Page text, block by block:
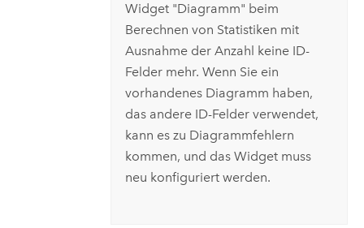
Widget "Diagramm" beim
Berechnen von Statistiken mit
Ausnahme der Anzahl keine ID-
Felder mehr. Wenn Sie ein
vorhandenes Diagramm haben,
das andere ID-Felder verwendet,
kann es zu Diagrammfehlern
kommen, und das Widget muss
neu konfiguriert werden.